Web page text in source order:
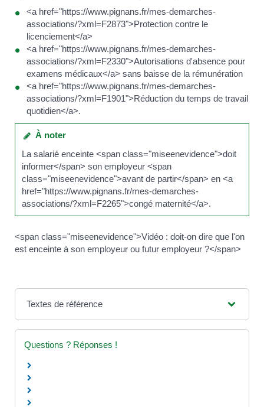
<a href="https://www.pignans.fr/mes-demarches-
associations/?xml=F2873">Protection contre le
licenciement</a>
<a href="https://www.pignans.fr/mes-demarches-
associations/?xml=F2330">Autorisations d'absence pour
examens médicaux</a> sans baisse de la rémunération
<a href="https://www.pignans.fr/mes-demarches-
associations/?xml=F1901">Réduction du temps de travail
quotidien</a>.
À noter
La salarié enceinte <span class="miseenevidence">doit
informer</span> son employeur <span
class="miseenevidence">avant de partir</span> en <a
href="https://www.pignans.fr/mes-demarches-
associations/?xml=F2265">congé maternité</a>.
<span class="miseenevidence">Vidéo : doit-on dire que l'on
est enceinte à son employeur ou futur employeur ?</span>
Textes de référence
Questions ? Réponses !